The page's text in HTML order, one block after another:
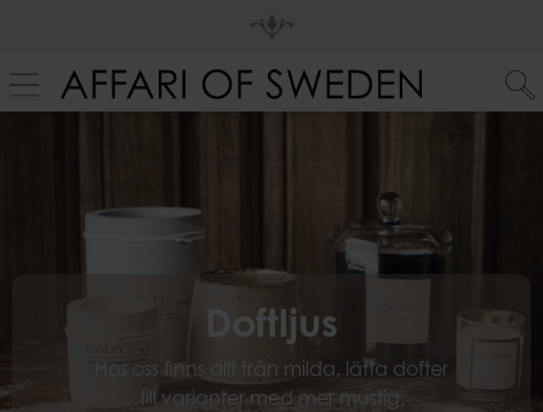
Doftljus
Hos oss finns allt från milda, lätta dofter
till varianter med mer mustig,